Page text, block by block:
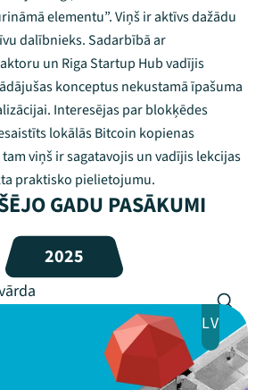
programma
Festivāls
Programma
bija LAMPĀ 2026
Jaunumi
elementu”. Viņš ir aktīvs dažādu
dalībnieks. Sadarbībā ar
un Riga Startup Hub vadījis
konceptus nekustamā īpašuma
Interesējas par blokķēdes
lokālās Bitcoin kopienas
viņš ir sagatavojis un vadījis lekcijas
praktisko pielietojumu.
GADU PASĀKUMI
2025
LV